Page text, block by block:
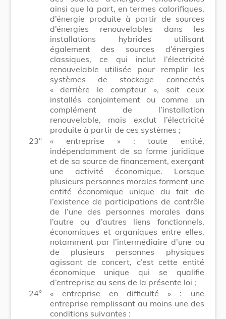
ainsi que la part, en termes calorifiques,
d’énergie produite à partir de sources
d’énergies renouvelables dans les
installations hybrides utilisant
également des sources d’énergies
classiques, ce qui inclut l’électricité
renouvelable utilisée pour remplir les
systèmes de stockage connectés
« derrière le compteur », soit ceux
installés conjointement ou comme un
complément de l’installation
renouvelable, mais exclut l’électricité
produite à partir de ces systèmes ;
23°
« entreprise » : toute entité,
indépendamment de sa forme juridique
et de sa source de financement, exerçant
une activité économique. Lorsque
plusieurs personnes morales forment une
entité économique unique du fait de
l’existence de participations de contrôle
de l’une des personnes morales dans
l’autre ou d’autres liens fonctionnels,
économiques et organiques entre elles,
notamment par l’intermédiaire d’une ou
de plusieurs personnes physiques
agissant de concert, c’est cette entité
économique unique qui se qualifie
d’entreprise au sens de la présente loi ;
24°
« entreprise en difficulté » : une
entreprise remplissant au moins une des
conditions suivantes :